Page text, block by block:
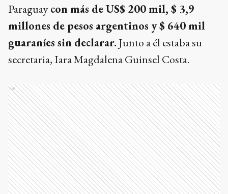
Paraguaycon más de US$ 200 mil, $ 3,9
millones de pesos argentinos y $ 640 mil
guaraníes sin declarar. Junto a él estaba su
secretaria, Iara Magdalena Guinsel Costa.
Ads